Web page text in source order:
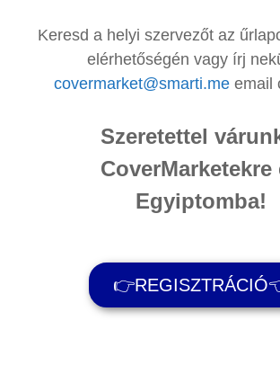
Keresd a helyi szervezőt az
elérhetőségén vagy írj
covermarket@smarti.me email
Szeretettel
CoverMarketekre
Egyiptomba!